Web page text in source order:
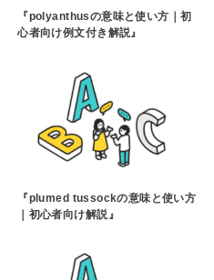
『polyanthusの意味と使い方｜初
心者向け例文付き解説』
『plumed tussockの意味と使い方
｜初心者向け解説』